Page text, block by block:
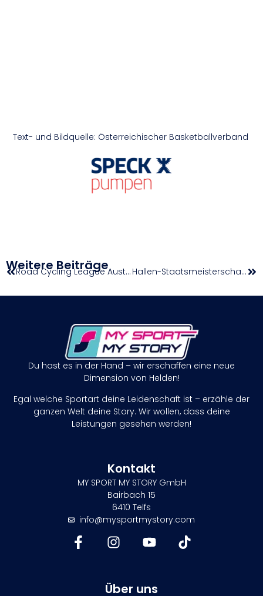
Text- und Bildquelle: Österreichischer Basketballverband
Weitere Beiträge Road Cycling League Austria 2026 – Österreichs Königsklasse auf der Straße Hallen-Staatsmeisterschaften: Hürdensprinter Diessl und Strametz stark, vier Athleten schaffen Doppel-Gold
Du hast es in der Hand – wir erschaffen eine neue
Dimension von Helden!
Egal welche Sportart deine Leidenschaft ist – erzähle der
ganzen Welt deine Story. Wir wollen, dass deine
Leistungen gesehen werden!
Kontakt
MY SPORT MY STORY GmbH
Bairbach 15
6410 Telfs
info@mysportmystory.com
Über uns